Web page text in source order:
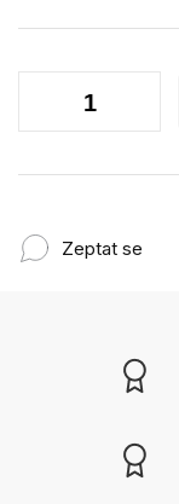
Zeptat se